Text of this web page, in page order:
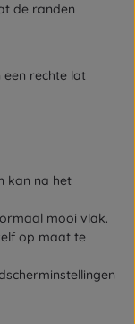
de randen
rechte lat
kan na het
mooi vlak.
op maat te